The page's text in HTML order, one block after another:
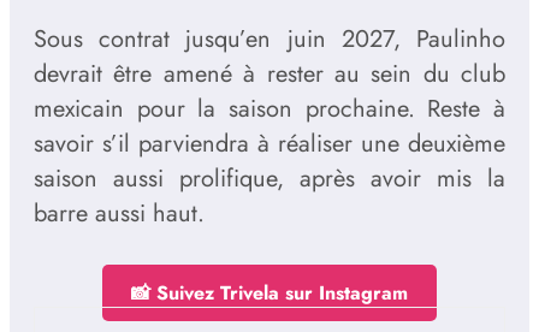
Sous contrat jusqu’en juin 2027, Paulinho
devrait être amené à rester au sein du club
mexicain pour la saison prochaine. Reste à
savoir s’il parviendra à réaliser une deuxième
saison aussi prolifique, après avoir mis la
barre aussi haut.
📸 Suivez Trivela sur Instagram